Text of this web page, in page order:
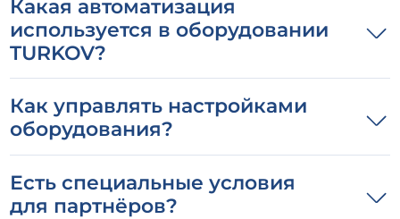
Какая автоматизация
используется в оборудовании
TURKOV?
Как управлять настройками
оборудования?
Есть специальные условия
для партнёров?